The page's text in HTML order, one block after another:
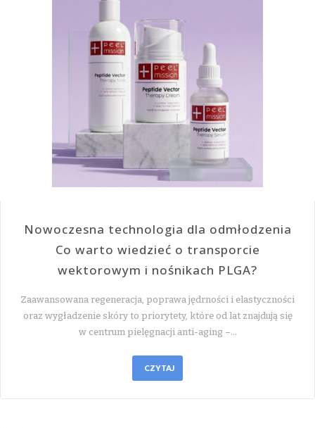
Nowoczesna technologia dla odmłodzenia
Co warto wiedzieć o transporcie
wektorowym i nośnikach PLGA?
Zaawansowana regeneracja, poprawa jędrności i elastyczności
oraz wygładzenie skóry to priorytety, które od lat znajdują się
w centrum pielęgnacji anti-aging –…
CZYTAJ